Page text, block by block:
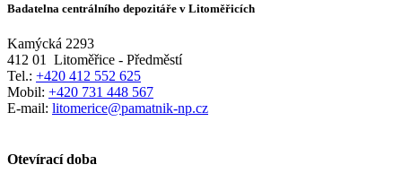
Badatelna centrálního depozitáře v Litoměřicích
Kamýcká 2293
412 01
Litoměřice - Předměstí
Tel.: +420 412 552 625
Mobil: +420 731 448 567
E-mail: litomerice@pamatnik-np.cz
Otevírací doba